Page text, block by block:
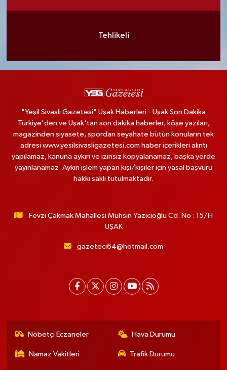
Tehlikeli
"Yeşil Sivaslı Gazetesi" Uşak Haberleri - Uşak Son Dakika
Türkiye'den ve Uşak'tan son dakika haberler, köşe yazıları,
magazinden siyasete, spordan seyahate bütün konuların tek
adresi www.yesilsivasligazetesi.com haber içerikleri alıntı
yapılamaz, kanuna aykırı ve izinsiz kopyalanamaz, başka yerde
yayınlanamaz. Aykırı işlem yapan kişi/kişiler için yasal başvuru
hakkı saklı tutulmaktadır.
Fevzi Çakmak Mahallesi Muhsin Yazıcıoğlu Cd. No : 15/H
UŞAK
gazeteci64@hotmail.com
Nöbetçi Eczaneler Hava Durumu
Namaz Vakitleri Trafik Durumu